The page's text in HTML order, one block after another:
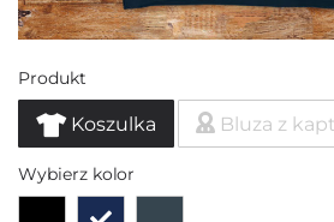
Produkt
Koszulka Bluza z
Wybierz kolor